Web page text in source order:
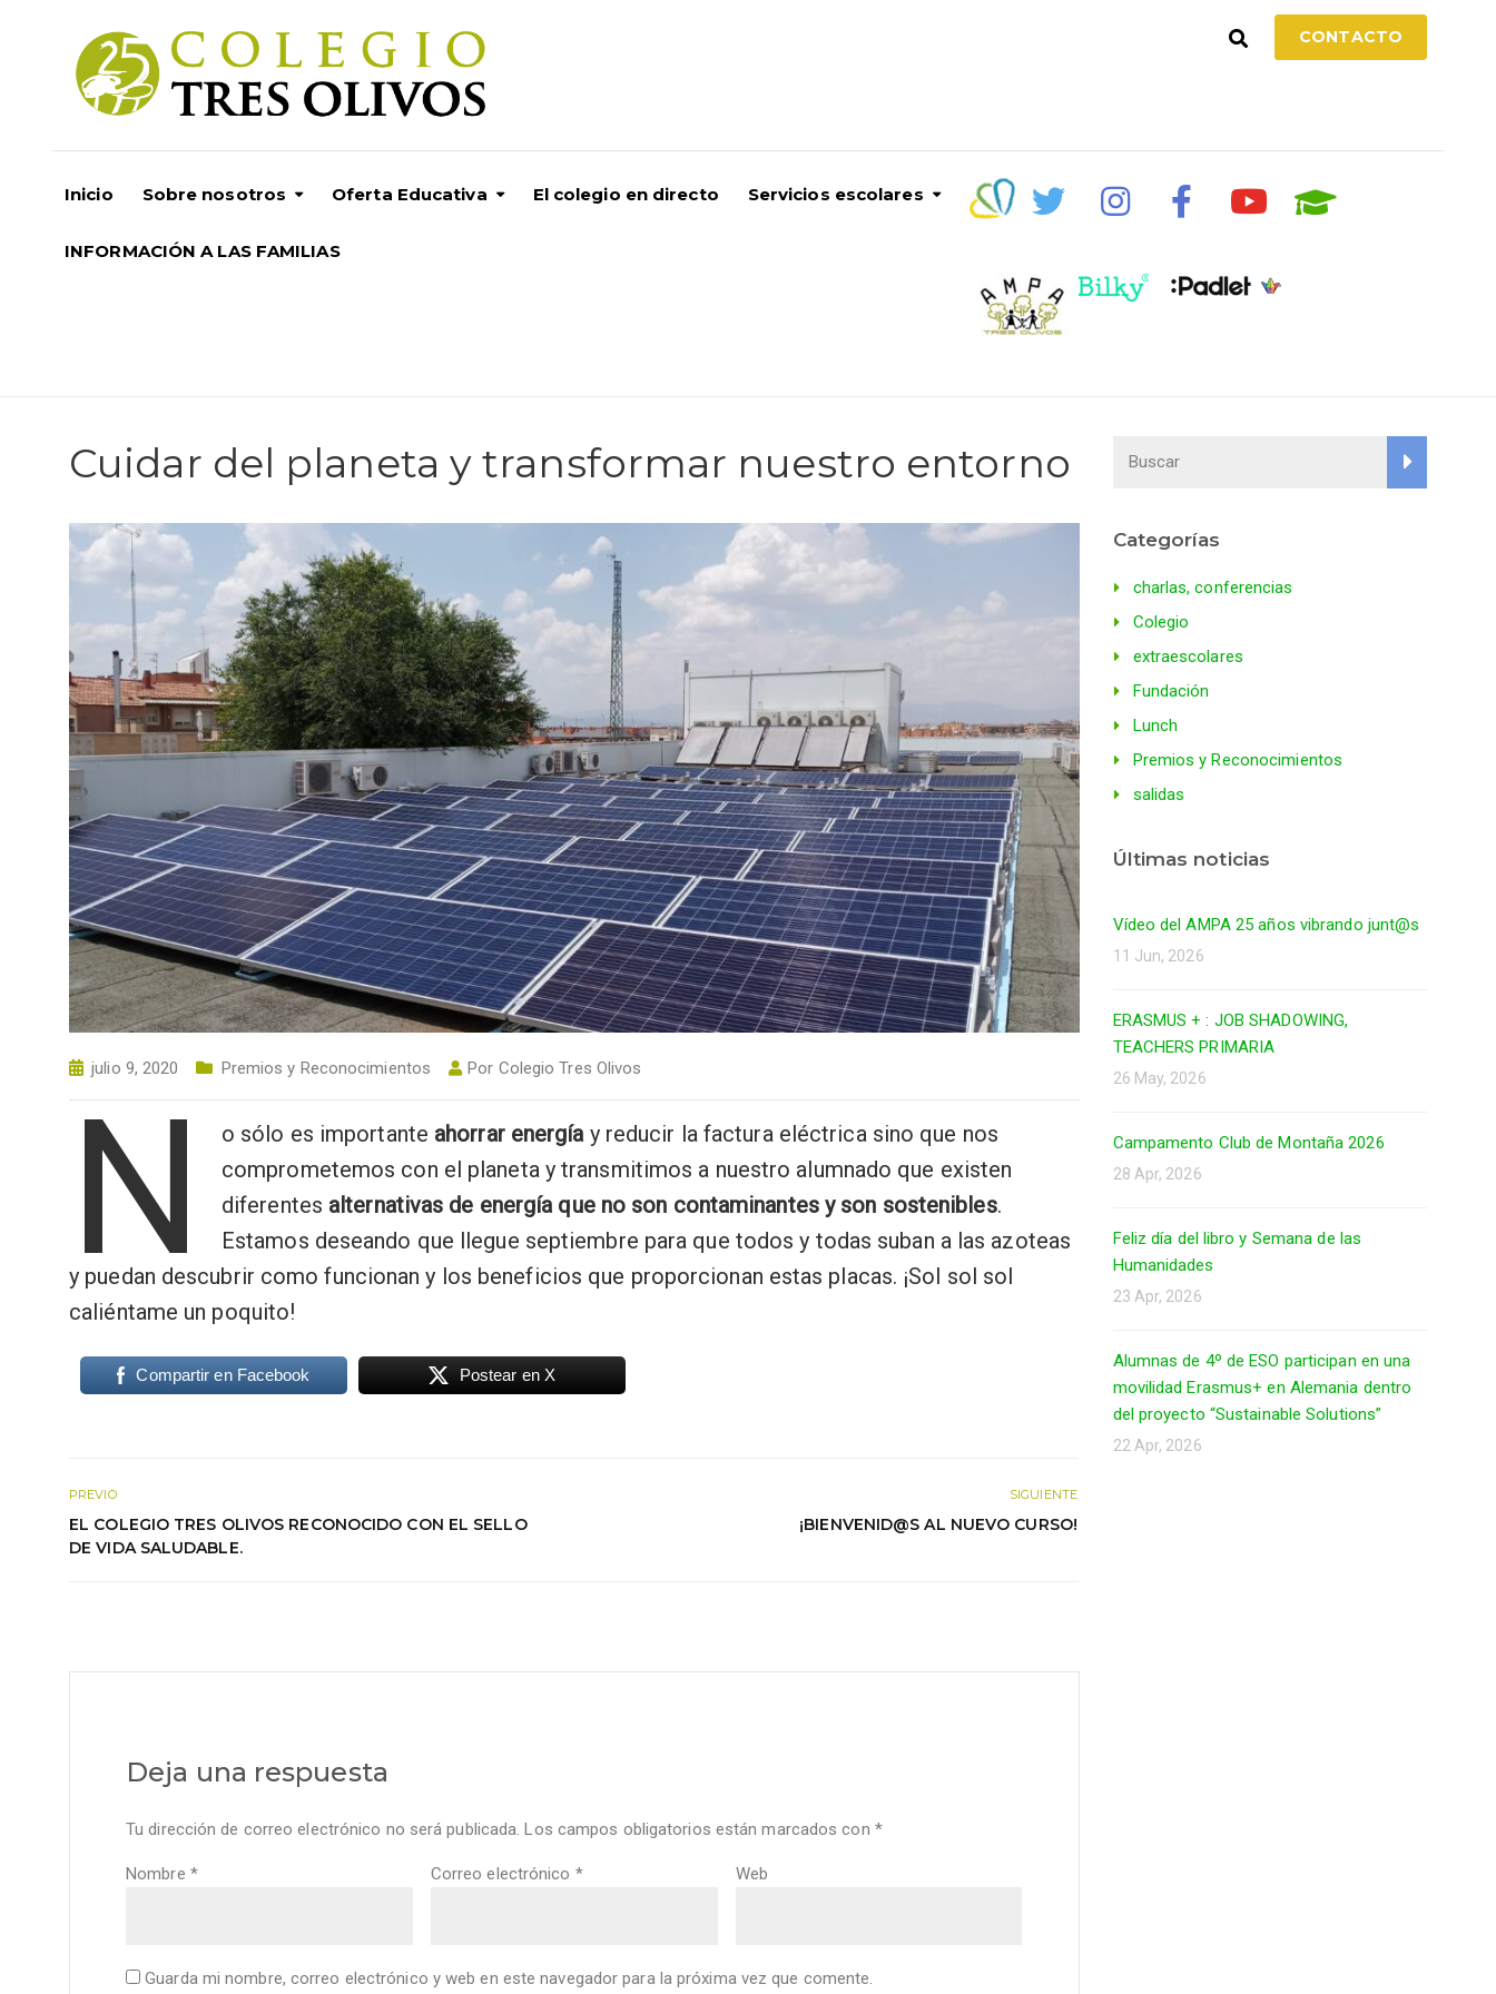
CONTACTO
Inicio Sobre nosotros Oferta Educativa El colegio en directo Servicios escolares
INFORMACIÓN A LAS FAMILIAS
Cuidar del planeta y transformar nuestro entorno
julio 9, 2020 Premios y Reconocimientos Por Colegio Tres Olivos
N o sólo es importante ahorrar energíay reducir la factura eléctrica sino que nos
comprometemos con el planeta y transmitimos a nuestro alumnado que existen
diferentes alternativas de energía que no son contaminantes y son sostenibles.
Estamos deseando que llegue septiembre para que todos y todas suban a las azoteas
y puedan descubrir como funcionan y los beneficios que proporcionan estas placas. ¡Sol sol sol
caliéntame un poquito!
Compartir en Facebook Postear en X
PREVIO
EL COLEGIO TRES OLIVOS RECONOCIDO CON EL SELLO
DE VIDA SALUDABLE.
SIGUIENTE
¡BIENVENID@S AL NUEVO CURSO!
Deja una respuesta
Tu dirección de correo electrónico no será publicada. Los campos obligatorios están marcados con *
Nombre * Correo electrónico * Web
Guarda mi nombre, correo electrónico y web en este navegador para la próxima vez que comente.
Categorías
charlas, conferencias
Colegio
extraescolares
Fundación
Lunch
Premios y Reconocimientos
salidas
Últimas noticias
Vídeo del AMPA 25 años vibrando junt@s
11 Jun, 2026
ERASMUS + : JOB SHADOWING,
TEACHERS PRIMARIA
26 May, 2026
Campamento Club de Montaña 2026
28 Apr, 2026
Feliz día del libro y Semana de las
Humanidades
23 Apr, 2026
Alumnas de 4º de ESO participan en una
movilidad Erasmus+ en Alemania dentro
del proyecto “Sustainable Solutions”
22 Apr, 2026